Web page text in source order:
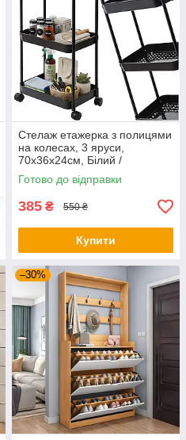
Стелаж етажерка з полицями
на колесах, 3 яруси,
70x36x24см, Білий /
Етажерка у ванну
Готово до відправки
385 ₴ 550 ₴
Купити
–30%